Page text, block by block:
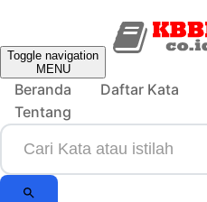
Toggle navigation
MENU
Beranda Daftar Kata
Tentang